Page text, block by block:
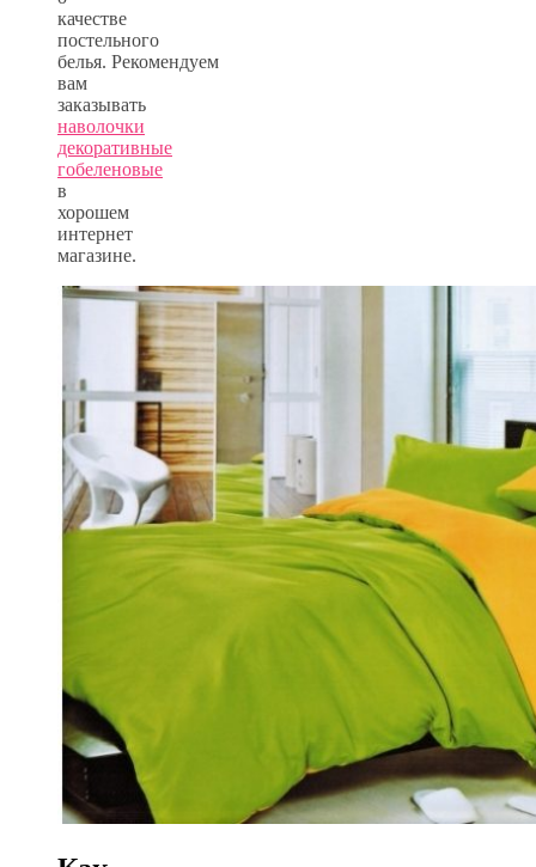
качестве
постельного
белья. Рекомендуем
вам
заказывать
наволочки
декоративные
гобеленовые
в
хорошем
интернет
магазине.